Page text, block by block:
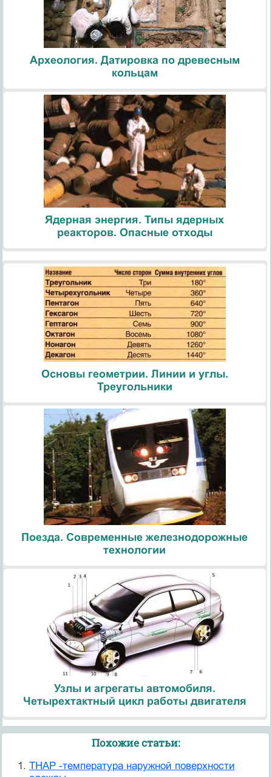
Археология. Датировка по древесным
кольцам
Ядерная энергия. Типы ядерных
реакторов. Опасные отходы
Основы геометрии. Линии и углы.
Треугольники
Поезда. Современные железнодорожные
технологии
Узлы и агрегаты автомобиля.
Четырехтактный цикл работы двигателя
Похожие статьи:
TНАР -температура наружной поверхности